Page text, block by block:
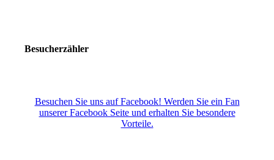
Besucherzähler
Besuchen Sie uns auf Facebook! Werden Sie ein Fan
unserer Facebook Seite und erhalten Sie besondere
Vorteile.